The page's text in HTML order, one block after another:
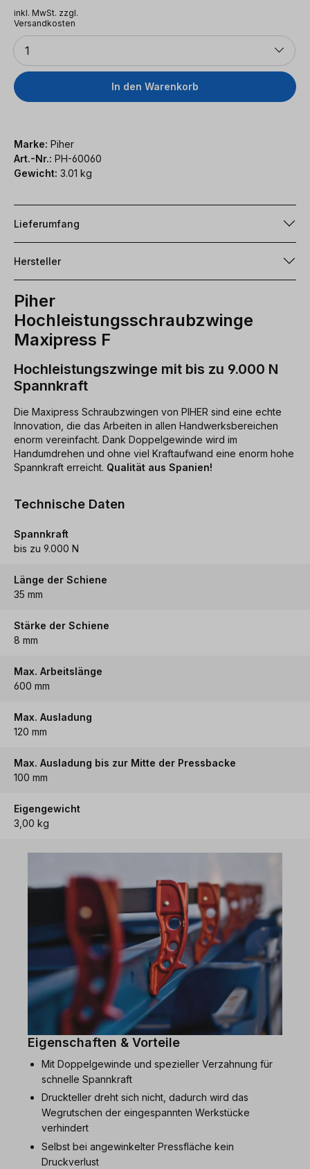
inkl. MwSt. zzgl.
Versandkosten
Anzahl
1
In den Warenkorb
Marke: Piher
Art.-Nr.: PH-60060
Gewicht: 3.01 kg
Lieferumfang
Hersteller
Piher
Hochleistungsschraubzwinge
Maxipress F
Hochleistungszwinge mit bis zu 9.000 N
Spannkraft
Die Maxipress Schraubzwingen von PIHER sind eine echte
Innovation, die das Arbeiten in allen Handwerksbereichen
enorm vereinfacht. Dank Doppelgewinde wird im
Handumdrehen und ohne viel Kraftaufwand eine enorm hohe
Spannkraft erreicht. Qualität aus Spanien!
Technische Daten
Spannkraft
bis zu 9.000 N
Länge der Schiene
35 mm
Stärke der Schiene
8 mm
Max. Arbeitslänge
600 mm
Max. Ausladung
120 mm
Max. Ausladung bis zur Mitte der Pressbacke
100 mm
Eigengewicht
3,00 kg
Eigenschaften & Vorteile
Mit Doppelgewinde und spezieller Verzahnung für
schnelle Spannkraft
Druckteller dreht sich nicht, dadurch wird das
Wegrutschen der eingespannten Werkstücke
verhindert
Selbst bei angewinkelter Pressfläche kein
Druckverlust